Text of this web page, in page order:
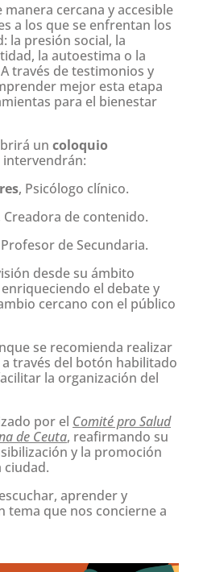
cercana y accesible
a los que se enfrentan los
la presión social, la
la autoestima o la
través de testimonios y
mejor esta etapa
para el bienestar
un coloquio
intervendrán:
, Psicólogo clínico.
Creadora de contenido.
de Secundaria.
desde su ámbito
el debate y
cercano con el público
se recomienda realizar
a través del botón habilitado
la organización del
por el Comité pro Salud
de Ceuta, reafirmando su
y la promoción
ciudad.
aprender y
que nos concierne a